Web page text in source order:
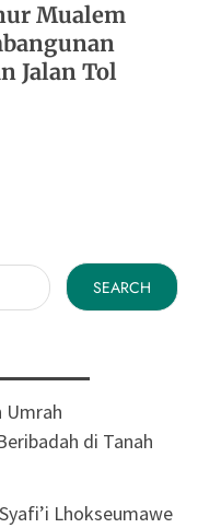
Mualem
Jalan Tol
Umrah
di Tanah
Lhokseumawe